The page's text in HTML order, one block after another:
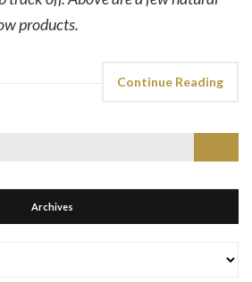
products.
Continue Reading
Archives